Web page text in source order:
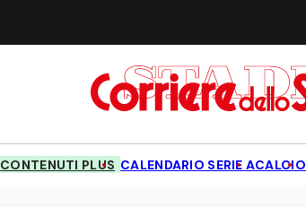
CONTENUTI PLUS CALENDARIO SERIE ACALCIO